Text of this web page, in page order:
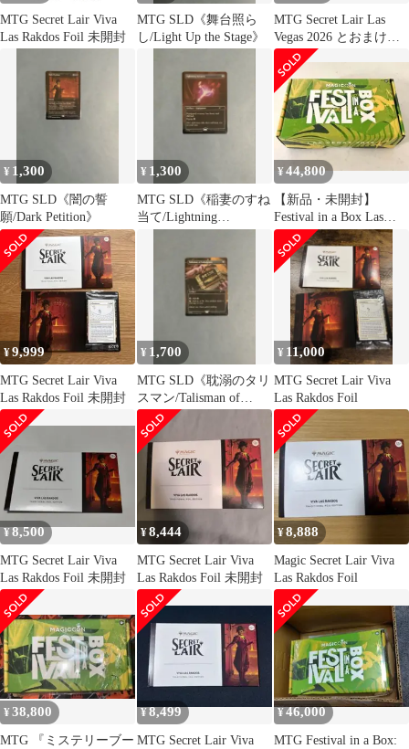
MTG Secret Lair Viva
Las Rakdos Foil 未開封
MTG SLD《舞台照ら
し/Light Up the Stage》
MTG Secret Lair Las
Vegas 2026 とおまけ
値下げ
¥ 1,300
MTG SLD《闇の誓
願/Dark Petition》
¥ 1,300
MTG SLD《稲妻のすね
当て/Lightning
¥44,800
【新品・未開封】
Festival in a Box Las
Vegas 2026
¥9,999
MTG Secret Lair Viva
Las Rakdos Foil 未開封
¥ 1,700
MTG SLD《耽溺のタリ
スマン/Talisman of
Indulgence》
¥ 11,000
MTG Secret Lair Viva
Las Rakdos Foil
¥8,500
MTG Secret Lair Viva
Las Rakdos Foil 未開封
¥8,444
MTG Secret Lair Viva
Las Rakdos Foil 未開封
¥8,888
Magic Secret Lair Viva
Las Rakdos Foil
¥38,800
MTG 『ミステリーブー
¥8,499
MTG Secret Lair Viva
¥46,000
MTG Festival in a Box: